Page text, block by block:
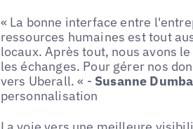
« La bonne interface entre
ressources humaines est tout
locaux. Après tout, nous avons
les échanges. Pour gérer nos
vers Uberall. « - Susanne
personnalisation